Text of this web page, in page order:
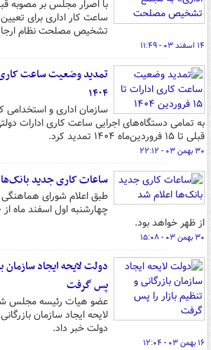
با اصرار مجلس بر مصوبه
ساعت کار اداری برای
تشخیص مصلحت نظام
۱۴ اسفند ۰۳ - ۱۱:۴۹
۱۴۰۴
سازمان اداری و استخدامی
به تمامی دستگاه‌های اجرایی ساعت کاری ادارات
قبلی تا ۱۵ فروردین‌ماه ۱۴۰۴ تمدید کرد.
۳۰ بهمن ۰۳ - ۲۲:۱۲
ساعات کاری جدید
طبق اعلام شورای هماهنگی
از ظهر خواهد بود.
۳۰ بهمن ۰۳ - ۱۵:۰۸
دولت لایحه ایجاد سازمان
پس گرفت
عضو هیات رئیسه مجلس
لایحه ایجاد سازمان
دولت خبر داد.
۱۶ بهمن ۰۳ - ۱۲:۰۴